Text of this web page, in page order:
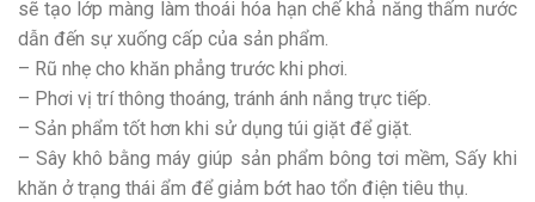
sẽ tạo lớp màng làm thoái hóa hạn chế khả năng thấm nước
dẫn đến sự xuống cấp của sản phẩm.
– Rũ nhẹ cho khăn phẳng trước khi phơi.
– Phơi vị trí thông thoáng, tránh ánh nắng trực tiếp.
– Sản phẩm tốt hơn khi sử dụng túi giặt để giặt.
– Sây khô bằng máy giúp sản phẩm bông tơi mềm, Sấy khi
khăn ở trạng thái ẩm để giảm bớt hao tổn điện tiêu thụ.